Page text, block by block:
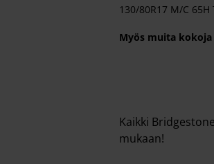
130/80R17 M/C 65H
Myös muita kokoja
Kaikki
mukaan!